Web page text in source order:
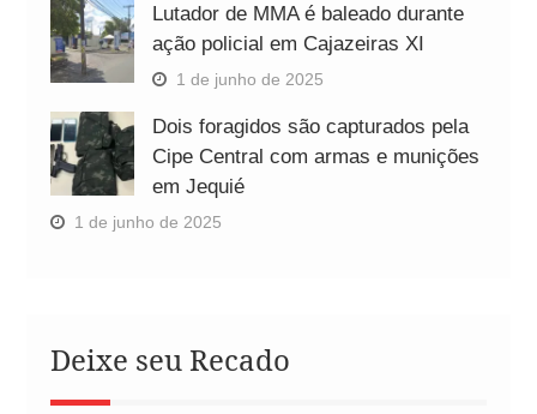
Lutador de MMA é baleado durante
ação policial em Cajazeiras XI
1 de junho de 2025
Dois foragidos são capturados pela
Cipe Central com armas e munições
em Jequié
1 de junho de 2025
Deixe seu Recado